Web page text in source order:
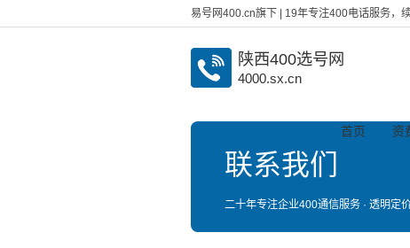
易号网400.cn旗下 | 19年专注400电话服务，
陕西400选号网
4000.sx.cn
首页 资
联系我们
二十年专注企业400通信服务 · 透明定